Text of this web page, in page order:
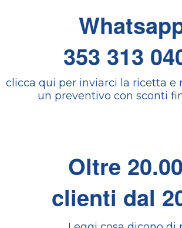
353 313
clicca qui per inviarci la ricetta e
un preventivo con sconti
Oltre
clienti dal